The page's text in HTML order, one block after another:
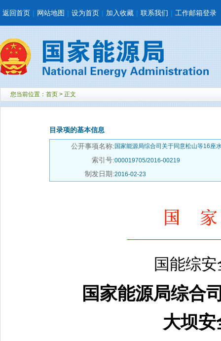
返回首页 | 网站地图 | 设为首页 | 加入收藏 | 联系我们 | 工作邮箱登录
您当前位置： 首页 > 正文
目录项的基本信息
公开事项名称: 国家能源局综合司关于同意松山等16座
索引号:000019705/2016-00219
制发日期:2016-02-23
国能综
国家能源局综合
大坝